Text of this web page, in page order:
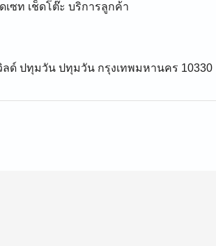
เซท เช็ดโต๊ะ บริการลูกค้า
ลด์ ปทุมวัน ปทุมวัน กรุงเทพมหานคร 10330